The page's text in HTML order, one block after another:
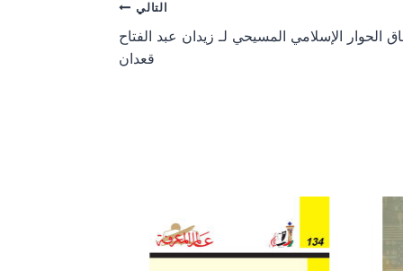
التالي
الحوار الإسلامي المسيحي لـ زيدان عبد الفتاح
قعدان